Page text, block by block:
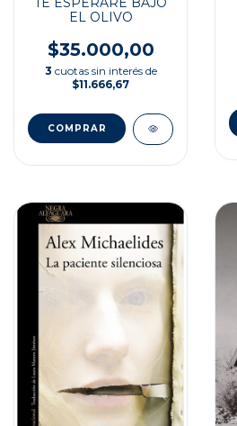
EL OLIVO
$35.000,00
3 cuotas sin interés de
$11.666,67